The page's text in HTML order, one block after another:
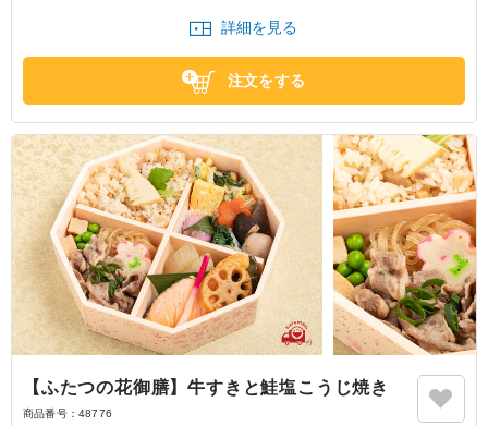
東京都渋谷区神南2026/07/27
詳細を見る
注文をする
【ふたつの花御膳】牛すきと鮭塩こうじ焼き
商品番号： 48776